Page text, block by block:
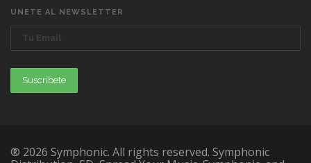
UNETE AL NEWSLETTER
® 2026 Symphonic. All rights reserved. Symphonic